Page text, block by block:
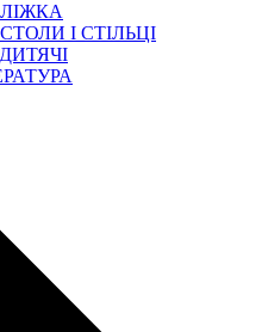
І СТІЛЬЦІ